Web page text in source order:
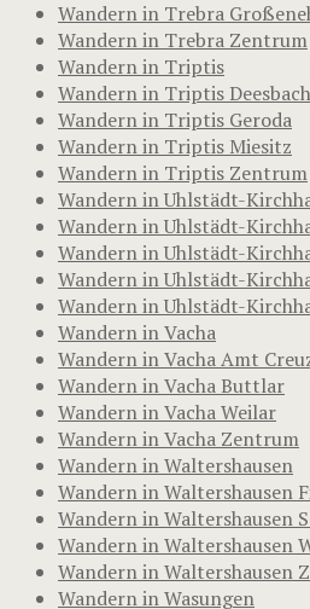
Wandern in Trebra
Wandern in Trebra Zentrum
Wandern in Triptis
Wandern in Triptis Deesbach
Wandern in Triptis Geroda
Wandern in Triptis Miesitz
Wandern in Triptis Zentrum
Wandern in Uhlstädt-
Wandern in Uhlstädt-
Wandern in Uhlstädt-
Wandern in Uhlstädt-
Wandern in Uhlstädt-
Wandern in Vacha
Wandern in Vacha Amt
Wandern in Vacha Buttlar
Wandern in Vacha Weilar
Wandern in Vacha Zentrum
Wandern in Waltershausen
Wandern in Waltershausen
Wandern in Waltershausen
Wandern in Waltershausen
Wandern in Waltershausen
Wandern in Wasungen